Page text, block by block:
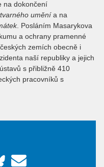
na dokončení
uměnía na
. Posláním Masarykova
a ochrany pramenné
zemích obecně i
naší republiky a jejich
s přibližně 410
pracovníků s